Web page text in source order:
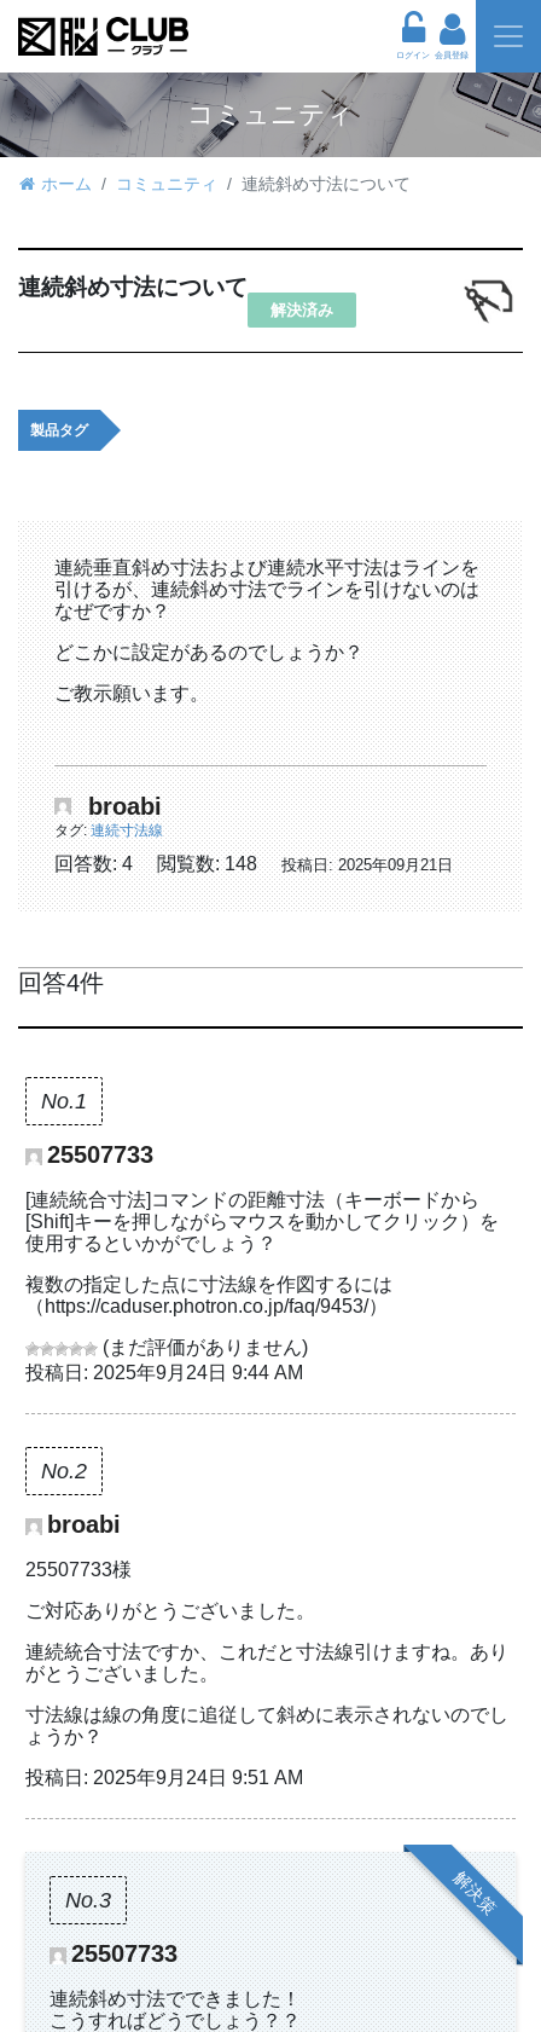
ログイン 会員登録
コミュニティ
ホーム コミュニティ 連続斜め寸法について
連続斜め寸法について
解決済み
製品タグ
連続垂直斜め寸法および連続水平寸法はラインを
引けるが、連続斜め寸法でラインを引けないのは
なぜですか？
どこかに設定があるのでしょうか？
ご教示願います。
broabi
タグ:連続寸法線
回答数: 4 閲覧数: 148 投稿日: 2025年09月21日
回答4件
No.1
25507733
[連続統合寸法]コマンドの距離寸法（キーボードから
[Shift]キーを押しながらマウスを動かしてクリック）を
使用するといかがでしょう？
複数の指定した点に寸法線を作図するには
（https://caduser.photron.co.jp/faq/9453/）
(まだ評価がありません)
投稿日: 2025年9月24日 9:44 AM
No.2
broabi
25507733様
ご対応ありがとうございました。
連続統合寸法ですか、これだと寸法線引けますね。あり
がとうございました。
寸法線は線の角度に追従して斜めに表示されないのでし
ょうか？
投稿日: 2025年9月24日 9:51 AM
No.3
25507733
連続斜め寸法でできました！
こうすればどうでしょう？？
解決策